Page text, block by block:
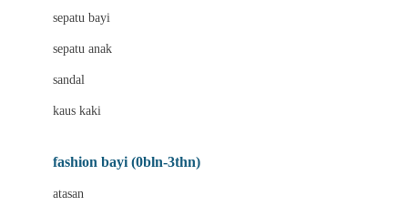
Bio Oil
Biolane
Bizzi Growin
Blooming Marvellous
sepatu bayi
sepatu anak
sandal
kaus kaki
fashion bayi (0bln-3thn)
atasan